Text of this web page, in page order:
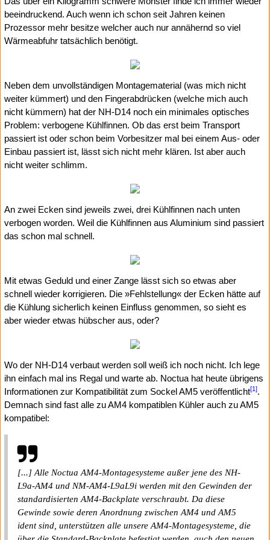
beeindruckend. Auch wenn ich schon seit Jahren keinen
Prozessor mehr besitze welcher auch nur annähernd so viel
Wärmeabfuhr tatsächlich benötigt.
Neben dem unvollständigen Montagematerial (was mich nicht
weiter kümmert) und den Fingerabdrücken (welche mich auch
nicht kümmern) hat der NH-D14 noch ein minimales optisches
Problem: verbogene Kühlfinnen. Ob das erst beim Transport
passiert ist oder schon beim Vorbesitzer mal bei einem Aus- oder
Einbau passiert ist, lässt sich nicht mehr klären. Ist aber auch
nicht weiter schlimm.
An zwei Ecken sind jeweils zwei, drei Kühlfinnen nach unten
verbogen worden. Weil die Kühlfinnen aus Aluminium sind passiert
das schon mal schnell.
Mit etwas Geduld und einer Zange lässt sich so etwas aber
schnell wieder korrigieren. Die »Fehlstellung« der Ecken hätte auf
die Kühlung sicherlich keinen Einfluss genommen, so sieht es
aber wieder etwas hübscher aus, oder?
Wo der NH-D14 verbaut werden soll weiß ich noch nicht. Ich lege
ihn einfach mal ins Regal und warte ab. Noctua hat heute übrigens
Informationen zur Kompatibilität zum Sockel AM5 veröffentlicht[1].
Demnach sind fast alle zu AM4 kompatiblen Kühler auch zu AM5
kompatibel:
[...] Alle Noctua AM4-Montagesysteme außer jene des NH-
L9a-AM4 und NM-AM4-L9aL9i werden mit den Gewinden der
standardisierten AM4-Backplate verschraubt. Da diese
Gewinde sowie deren Anordnung zwischen AM4 und AM5
ident sind, unterstützen alle unsere AM4-Montagesysteme, die